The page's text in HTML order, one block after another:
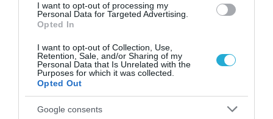
I want to opt-out of processing my
Personal Data for Targeted Advertising.
Opted In
I want to opt-out of Collection, Use,
Retention, Sale, and/or Sharing of my
Personal Data that Is Unrelated with the
Purposes for which it was collected.
Opted Out
Google consents
09.08.2026
Οι γεύσεις του Αιγαίου στο πιάτο: «Ταξίδι»
στην αιγαιοπελαγίτικη γαστρονομία